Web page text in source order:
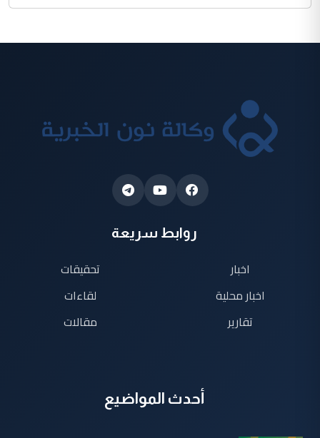
روابط سريعة
اخبار
اخبار محلية
تقارير
تحقيقات
لقاءات
مقالات
أحدث المواضيع